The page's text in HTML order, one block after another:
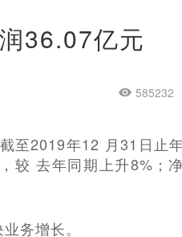
36.07亿元
585232
至2019年12 月31日止
较 去年同期上升8%；
务增长。